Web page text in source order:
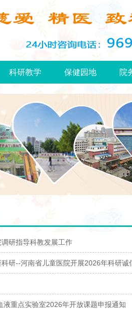
科研教学 保健园地 院
研指导科教发展工作
研--河南省儿童医院开展2026年科研诚
重点实验室2026年开放课题申报通知